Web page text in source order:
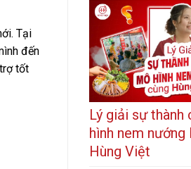
Tại
đến
tốt
Lý giải sự thành công của mô
hình nem nướng
Hùng Việt